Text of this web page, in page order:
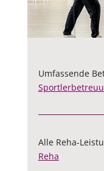
Umfassende
Alle Reha-
Reha